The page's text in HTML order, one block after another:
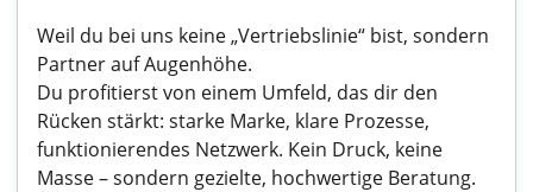
Weil du bei uns keine „Vertriebslinie“ bist, sondern
Partner auf Augenhöhe.
Du profitierst von einem Umfeld, das dir den
Rücken stärkt: starke Marke, klare Prozesse,
funktionierendes Netzwerk. Kein Druck, keine
Masse – sondern gezielte, hochwertige Beratung.